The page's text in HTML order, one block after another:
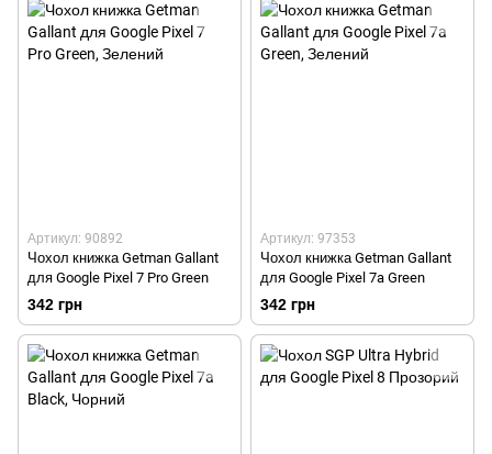
Артикул: 90892
Чохол книжка Getman Gallant
для Google Pixel 7 Pro Green
342 грн
Артикул: 97353
Чохол книжка Getman Gallant
для Google Pixel 7a Green
342 грн